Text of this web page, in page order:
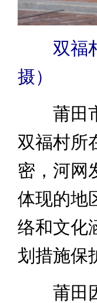
双福
摄）
莆田市
双福村所
密，河网
体现的地
络和文化
划措施保
莆田因